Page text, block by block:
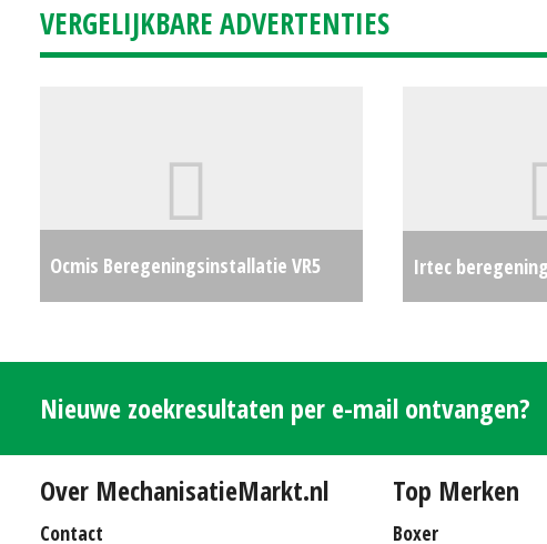
VERGELIJKBARE ADVERTENTIES
Ocmis Beregeningsinstallatie VR5
Irtec
Nieuwe zoekresultaten per e-mail ontvangen?
Over MechanisatieMarkt.nl
Contact
Top Merken
Boxer